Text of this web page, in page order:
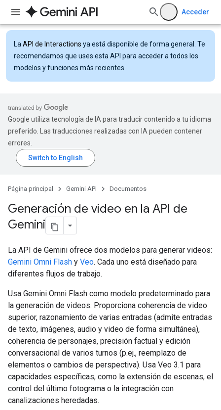
Acceder
La API de Interactions ya está disponible de forma general. Te
recomendamos que uses esta API para acceder a todos los
modelos y funciones más recientes.
Google utiliza tecnología de IA para traducir contenido a tu idioma
preferido. Las traducciones realizadas con IA pueden contener
errores.
Página principal Gemini API Documentos
Generación de video en la API de
Gemini
La API de Gemini ofrece dos modelos para generar videos:
Gemini Omni Flash y Veo. Cada uno está diseñado para
diferentes flujos de trabajo.
Usa Gemini Omni Flash como modelo predeterminado para
la generación de videos. Proporciona coherencia de video
superior, razonamiento de varias entradas (admite entradas
de texto, imágenes, audio y video de forma simultánea),
coherencia de personajes, precisión factual y edición
conversacional de varios turnos (p.ej., reemplazo de
elementos o cambios de perspectiva). Usa Veo 3.1 para
capacidades específicas, como la extensión de escenas, el
control del último fotograma o la integración con
canalizaciones heredadas.